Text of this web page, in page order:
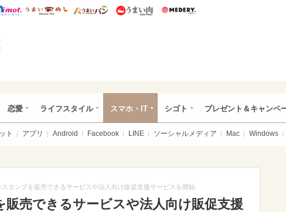
ぴあ総研 ディズニー特集
mimot. うまいめし うまいパン うまい肉
恋愛 ライフスタイル スマホ・IT シゴト プレゼント＆キャンペ
ト アプリ Android Facebook LINE ソーシャルメディア Mac Windows
スタンプを販売できるサービスや法人向け販促支援サービスを開始
販売できるサービスや法人向け販促支援